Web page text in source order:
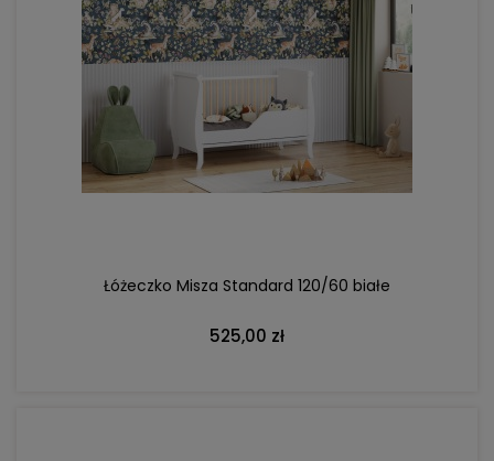
Łóżeczko Misza Standard 120/60 białe
525,00 zł
DO KOSZYKA